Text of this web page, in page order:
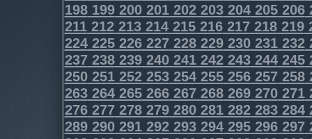
198199200201202203204205206
211212213214215216217218219
224225226227228229230231232
237238239240241242243244245
250251252253254255256257258
263264265266267268269270271
276277278279280281282283284
289290291292293294295296297